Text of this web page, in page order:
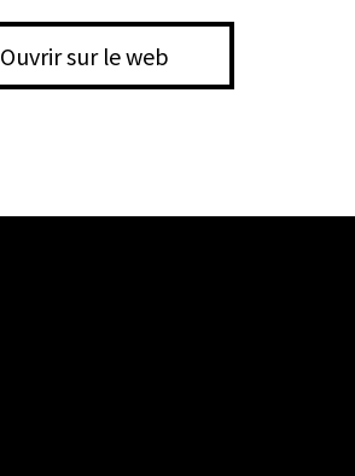
Ouvrir sur le web